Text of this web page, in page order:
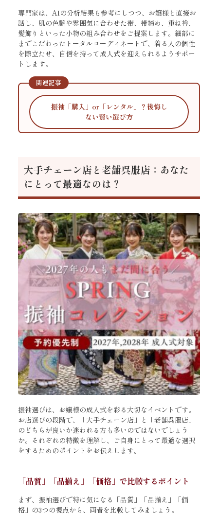
専門家は、AIの分析結果も参考にしつつ、お嬢様と直接お
話し、肌の色艶や雰囲気に合わせた帯、帯締め、重ね衿、
髪飾りといった小物の組み合わせをご提案します。細部に
までこだわったトータルコーディネートで、着る人の個性
を際立たせ、自信を持って成人式を迎えられるようサポー
トします。
関連記事
振袖「購入」or「レンタル」？後悔し
ない賢い選び方
大手チェーン店と老舗呉服店：あなた
にとって最適なのは？
振袖選びは、お嬢様の成人式を彩る大切なイベントです。
お店選びの段階で、「大手チェーン店」と「老舗呉服店」
のどちらが良いか迷われる方も多いのではないでしょう
か。それぞれの特徴を理解し、ご自身にとって最適な選択
をするためのポイントをお伝えします。
「品質」「品揃え」「価格」で比較するポイント
まず、振袖選びで特に気になる「品質」「品揃え」「価
格」の3つの視点から、両者を比較してみましょう。